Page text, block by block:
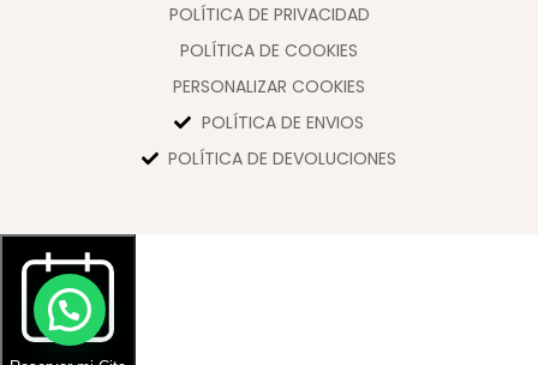
POLÍTICA DE PRIVACIDAD
POLÍTICA DE COOKIES
PERSONALIZAR COOKIES
POLÍTICA DE ENVIOS
POLÍTICA DE DEVOLUCIONES